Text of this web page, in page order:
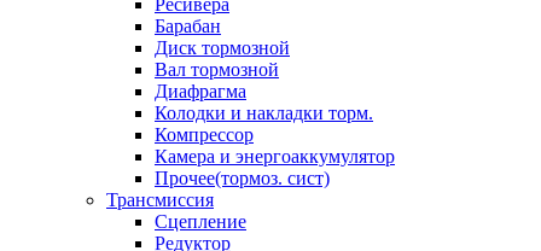
Ресивера
Барабан
Диск тормозной
Вал тормозной
Диафрагма
Колодки и накладки торм.
Компрессор
Камера и энергоаккумулятор
Прочее(тормоз. сист)
Трансмиссия
Сцепление
Редуктор